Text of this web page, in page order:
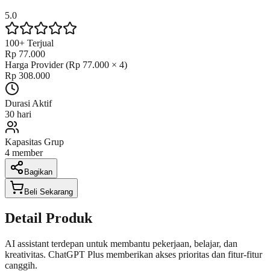
5.0
100+ Terjual
Rp 77.000
Harga Provider (Rp 77.000 × 4)
Rp 308.000
Durasi Aktif
30 hari
Kapasitas Grup
4 member
Bagikan
Beli Sekarang
Detail Produk
AI assistant terdepan untuk membantu pekerjaan, belajar, dan
kreativitas. ChatGPT Plus memberikan akses prioritas dan fitur-fitur
canggih.